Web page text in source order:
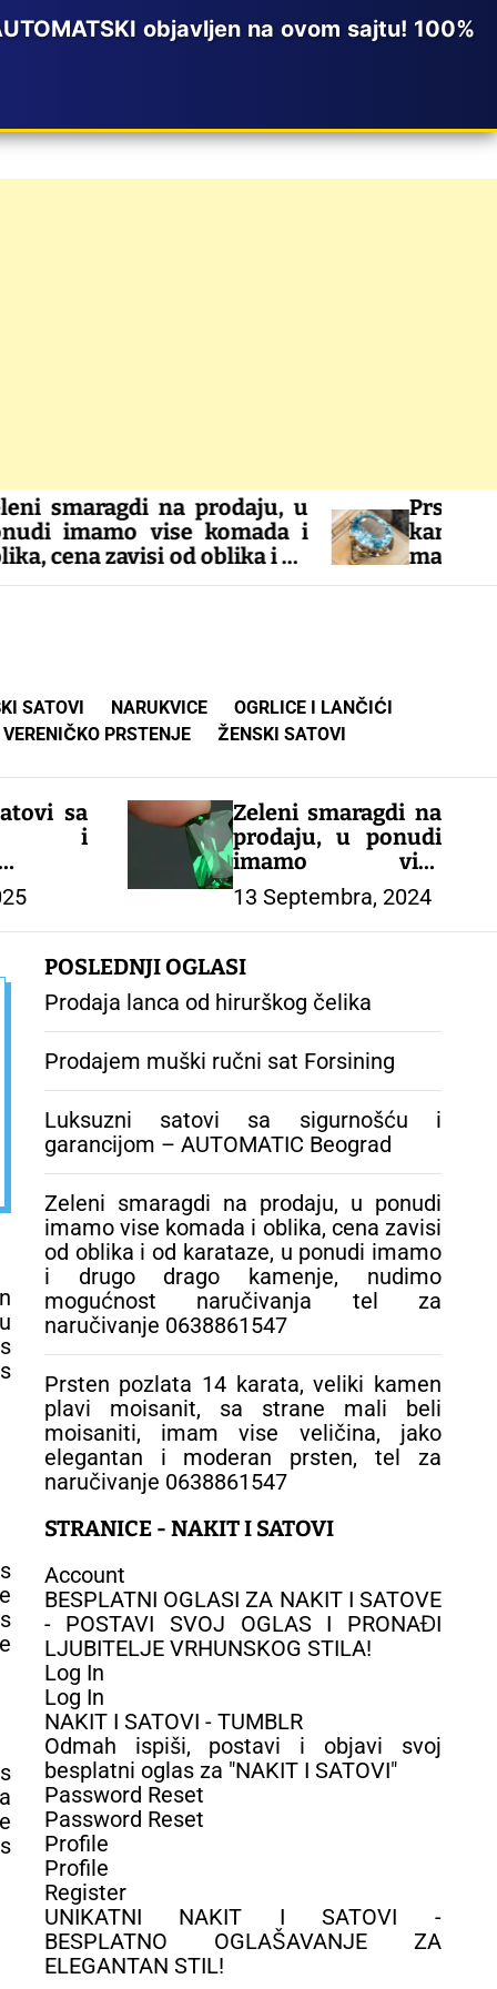
objavljen na ovom sajtu! 100%
na prodaju, u
vise komada i
od oblika i od
imamo i
Prsten pozlata 14
kamen plavi
mali beli
veličina, jako
SATOVI NARUKVICE
OGRLICE I LANČIĆI
VERENIČKO PRSTENJE
ŽENSKI SATOVI
sa
i
–
Zeleni smaragdi na
prodaju, u ponudi
imamo vise
komada i oblika,
cena zavisi od
oblika i od karataze,
u ponudi imamo i
drugo drago
kamenje, nudimo
mogućnost
naručivanja tel za
0638861547
13 Septembra, 2024
POSLEDNJI OGLASI
Prodaja lanca od hirurškog čelika
Prodajem muški ručni sat Forsining
Luksuzni satovi sa sigurnošću i
garancijom – AUTOMATIC Beograd
Zeleni smaragdi na prodaju, u ponudi
imamo vise komada i oblika, cena zavisi
od oblika i od karataze, u ponudi imamo
i drugo drago kamenje, nudimo
mogućnost naručivanja tel za
naručivanje 0638861547
Prsten pozlata 14 karata, veliki kamen
plavi moisanit, sa strane mali beli
moisaniti, imam vise veličina, jako
elegantan i moderan prsten, tel za
naručivanje 0638861547
STRANICE - NAKIT I SATOVI
Account
BESPLATNI OGLASI ZA NAKIT I SATOVE
- POSTAVI SVOJ OGLAS I PRONAĐI
LJUBITELJE VRHUNSKOG STILA!
Log In
Log In
NAKIT I SATOVI - TUMBLR
Odmah ispiši, postavi i objavi svoj
besplatni oglas za "NAKIT I SATOVI"
Password Reset
Password Reset
Profile
Profile
Register
UNIKATNI NAKIT I SATOVI -
BESPLATNO OGLAŠAVANJE ZA
ELEGANTAN STIL!